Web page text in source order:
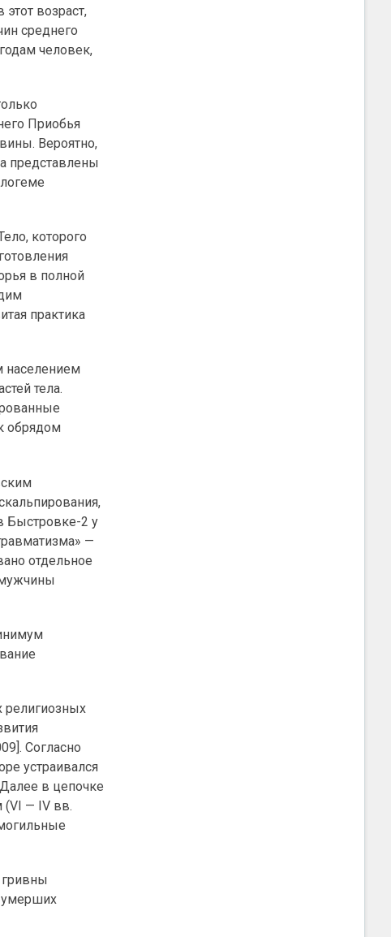
возраст,
среднего
человек,
Приобья
Вероятно,
представлены
которого
в полной
практика
населением
тела.
обрядом
Быстровке-2 у
—
отдельное
религиозных
Согласно
устраивался
в цепочке
(VI — IV вв.
гривны
умерших